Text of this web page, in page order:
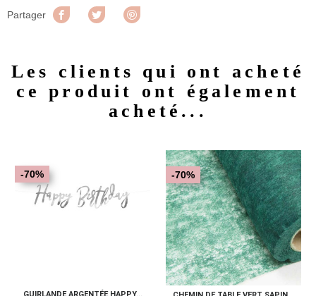
Partager Partager Tweet
Les clients qui ont acheté
ce produit ont également
acheté...
GUIRLANDE ARGENTÉE HAPPY...
-70% -70%